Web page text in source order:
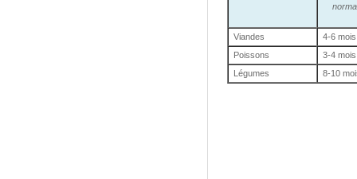
Viandes
4-6 mois
Poissons
3-4 mois
Légumes
8-10